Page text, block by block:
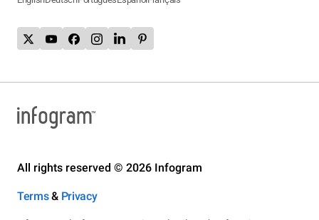
All rights reserved © 2026 Infogram
Terms& Privacy